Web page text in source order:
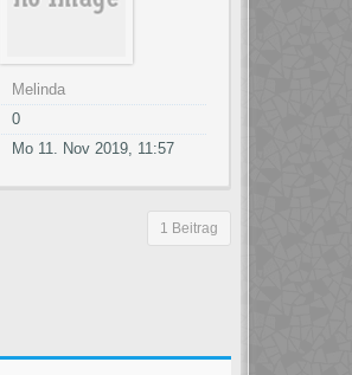
Melinda
0
Mo 11. Nov 2019, 11:57
1 Beitrag